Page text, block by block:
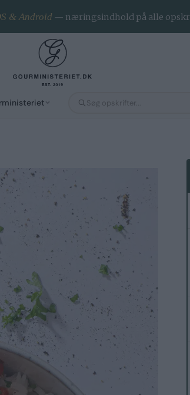
& Android — næringsindhold på alle